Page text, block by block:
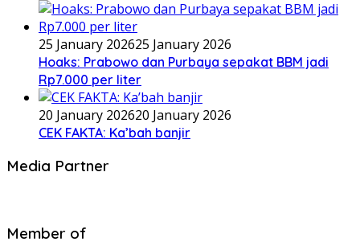
25 January 202625 January 2026
Hoaks: Prabowo dan Purbaya sepakat BBM jadi
Rp7.000 per liter
20 January 202620 January 2026
CEK FAKTA: Ka’bah banjir
Media Partner
Member of